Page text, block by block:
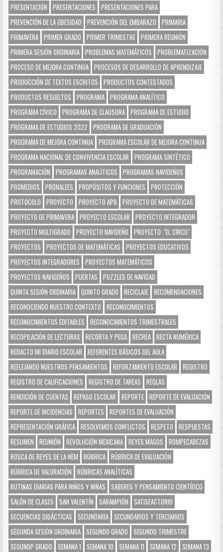
PRESENTACIÓN
PRESENTACIONES
PRESENTACIONES PARA
PREVENCIÓN DE LA OBESIDAD
PREVENCIÓN DEL EMBARAZO
PRIMARIA
PRIMAVERA PRIMER GRADO PRIMER TRIMESTRE PRIMERA REUNIÓN
PRIMERA SESIÓN ORDINARIA PROBLEMAS MATEMÁTICOS
PROBLEMATIZACIÓN
PROCESO DE MEJORA CONTINUA PROCESOS DE DESARROLLO DE APRENDIZAJE
PRODUCCIÓN DE TEXTOS ESCRITOS
PRODUCTOS CONTESTADOS
PRODUCTOS RESUELTOS
PROGRAMA PROGRAMA ANALÍTICO
PROGRAMA CÍVICO
PROGRAMA DE CLAUSURA PROGRAMA DE ESTUDIO
PROGRAMA DE ESTUDIOS 2022
PROGRAMA DE GRADUACIÓN
PROGRAMA DE MEJORA CONTINUA PROGRAMA ESCOLAR DE MEJORA CONTINUA
PROGRAMA NACIONAL DE CONVIVENCIA ESCOLAR
PROGRAMA SINTÉTICO
PROGRAMACIÓN
PROGRAMAS ANALÍTICOS
PROGRAMAS NAVIDEÑOS
PROMEDIOS
PRONALEES PROPÓSITOS Y FUNCIONES
PROTECCIÓN
PROTOCOLO
PROYECTO PROYECTO APB
PROYECTO DE MATEMÁTICAS
PROYECTO DE PRIMAVERA PROYECTO ESCOLAR
PROYECTO INTEGRADOR
PROYECTO MULTIGRADO
PROYECTO NAVIDEÑO
PROYECTO: "EL CIRCO"
PROYECTOS
PROYECTOS DE MATEMÁTICAS
PROYECTOS EDUCATIVOS
PROYECTOS INTEGRADORES
PROYECTOS MATEMÁTICOS
PROYECTOS NAVIDEÑOS
PUERTAS
PUZZLES DE NAVIDAD
QUINTA SESIÓN ORDINARIA QUINTO GRADO RECICLAJE RECOMENDACIONES
RECONOCIENDO NUESTRO CONTEXTO
RECONOCIMIENTOS
RECONOCIMIENTOS EDITABLES
RECONOCIMIENTOS TRIMESTRALES
RECOPILACIÓN DE LECTURAS
RECORTA Y PEGA RECREA RECTA NUMÉRICA
REDACTO MI DIARIO ESCOLAR
REFERENTES BÁSICOS DEL AULA
REFLEJANDO NUESTROS PENSAMIENTOS
REFORZAMIENTO ESCOLAR
REGISTRO
REGISTRO DE CALIFICACIONES
REGISTRO DE TAREAS
REGLAS
RENDICIÓN DE CUENTAS
REPASO ESCOLAR REPORTE REPORTE DE EVALUACIÓN
REPORTE DE INCIDENCIAS
REPORTES
REPORTES DE EVALUACIÓN
REPRESENTACIÓN GRÁFICA RESOLVEMOS CONFLICTOS RESPETO
RESPUESTAS
RESUMEN
REUNIÓN REVOLUCIÓN MEXICANA REYES MAGOS
ROMPECABEZAS
ROSCA DE REYES DE LA NEM
RÚBRICA RÚBRICA DE EVALUACIÓN
RÚBRICA DE VALORACIÓN
RÚBRICAS ANALÍTICAS
RUTINAS DIARIAS PARA NIÑOS Y NIÑAS
SABERES Y PENSAMIENTO CIENTÍFICO
SALÓN DE CLASES
SAN VALENTÍN SARAMPIÓN
SATISFACTORIO
SECUENCIAS DIDÁCTICAS
SECUNDARIA SECUNDARIOS Y TERCIARIOS
SEGUNDA SESIÓN ORDINARIA SEGUNDO GRADO
SEGUNDO TRIMESTRE
SEGUNDP GRADO
SEMANA 1 SEMANA 10 SEMANA 11 SEMANA 12 SEMANA 13